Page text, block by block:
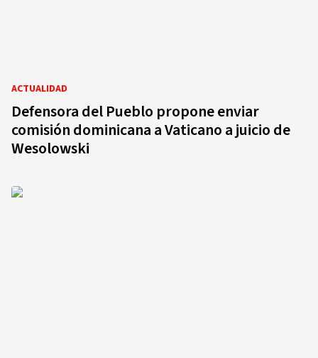
ACTUALIDAD
Defensora del Pueblo propone enviar
comisión dominicana a Vaticano a juicio de
Wesolowski